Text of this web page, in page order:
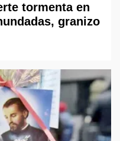
tormenta en
granizo